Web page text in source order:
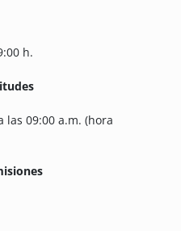
h.
las 09:00 a.m. (hora